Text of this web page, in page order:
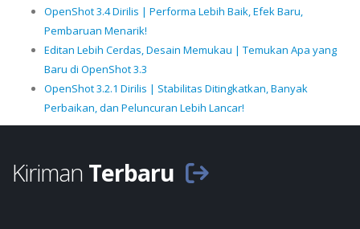
OpenShot 3.4 Dirilis | Performa Lebih Baik, Efek Baru,
Pembaruan Menarik!
Editan Lebih Cerdas, Desain Memukau | Temukan Apa yang
Baru di OpenShot 3.3
OpenShot 3.2.1 Dirilis | Stabilitas Ditingkatkan, Banyak
Perbaikan, dan Peluncuran Lebih Lancar!
Kiriman Terbaru